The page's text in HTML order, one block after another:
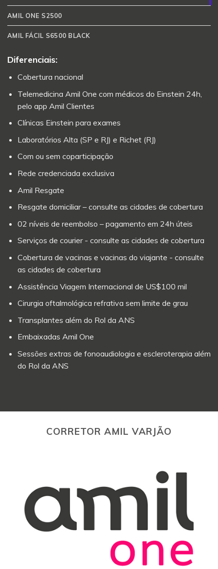
AMIL ONE S2500
AMIL FÁCIL S6500 BLACK
Diferenciais:
Cobertura nacional
Telemedicina Amil One com médicos do Einstein 24h,
pelo app Amil Clientes
Clínicas Einstein para exames
Laboratórios Alta (SP e RJ) e Richet (RJ)
Com ou sem coparticipação
Rede credenciada exclusiva
Amil Resgate
Resgate domiciliar – consulte as cidades de cobertura
02 níveis de reembolso – pagamento em 24h úteis
Serviços de courier - consulte as cidades de cobertura
Cobertura de vacinas e vacinas do viajante - consulte
as cidades de cobertura
Assistência Viagem Internacional de US$100 mil
Cirurgia oftalmológica refrativa sem limite de grau
Transplantes além do Rol da ANS
Embaixadas Amil One
Sessões extras de fonoaudiologia e escleroterapia além
do Rol da ANS
CORRETOR AMIL VARJÃO